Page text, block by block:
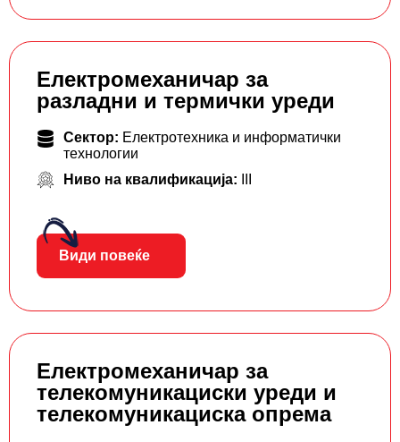
Електромеханичар за
разладни и термички уреди
Сектор: Електротехника и информатички
технологии
Ниво на квалификација:
Види повеќе
Електромеханичар за
телекомуникациски уреди и
телекомуникациска опрема